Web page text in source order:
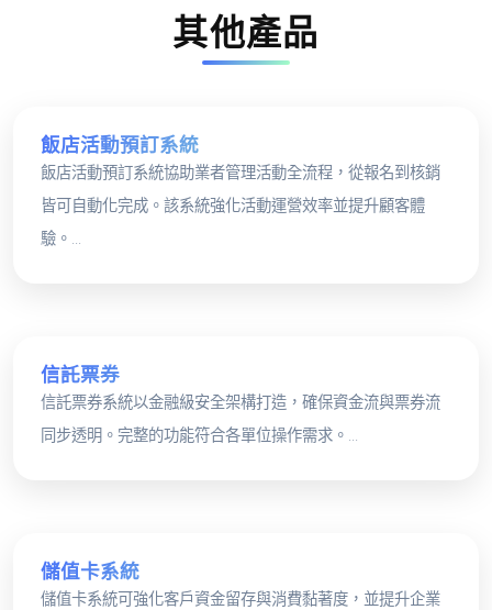
其他產品
飯店活動預訂系統
飯店活動預訂系統協助業者管理活動全流程，從報名到核銷
皆可自動化完成。該系統強化活動運營效率並提升顧客體
驗。...
信託票券
信託票券系統以金融級安全架構打造，確保資金流與票券流
同步透明。完整的功能符合各單位操作需求。...
儲值卡系統
儲值卡系統可強化客戶資金留存與消費黏著度，並提升企業